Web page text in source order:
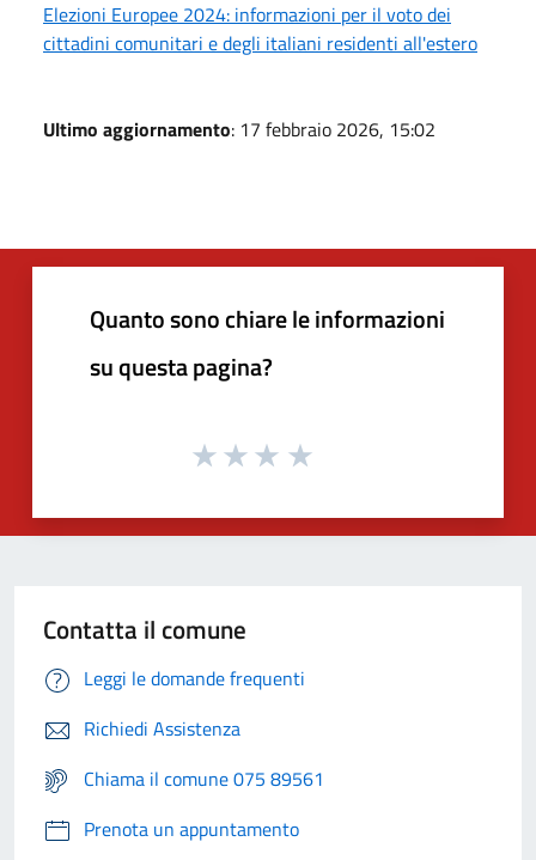
Elezioni Europee 2024: informazioni per il voto dei
cittadini comunitari e degli italiani residenti all'estero
Ultimo aggiornamento: 17 febbraio 2026, 15:02
Quanto sono chiare le informazioni
su questa pagina?
Contatta il comune
Leggi le domande frequenti
Richiedi Assistenza
Chiama il comune 075 89561
Prenota un appuntamento